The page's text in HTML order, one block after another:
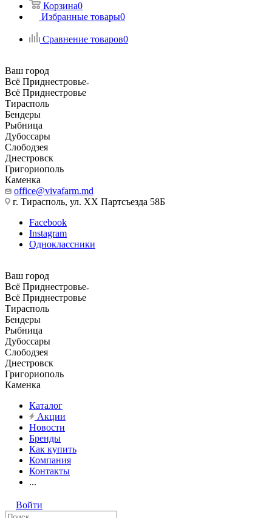
Корзина0
Избранные товары0
Сравнение товаров0
Ваш город
Всё Приднестровье
Всё Приднестровье
Тирасполь
Бендеры
Рыбница
Дубоссары
Слободзея
Днестровск
Григориополь
Каменка
office@vivafarm.md
г. Тирасполь, ул. ХХ Партсъезда 58Б
Facebook
Instagram
Одноклассники
Ваш город
Всё Приднестровье
Всё Приднестровье
Тирасполь
Бендеры
Рыбница
Дубоссары
Слободзея
Днестровск
Григориополь
Каменка
Каталог
Акции
Новости
Бренды
Как купить
Компания
Контакты
...
Войти